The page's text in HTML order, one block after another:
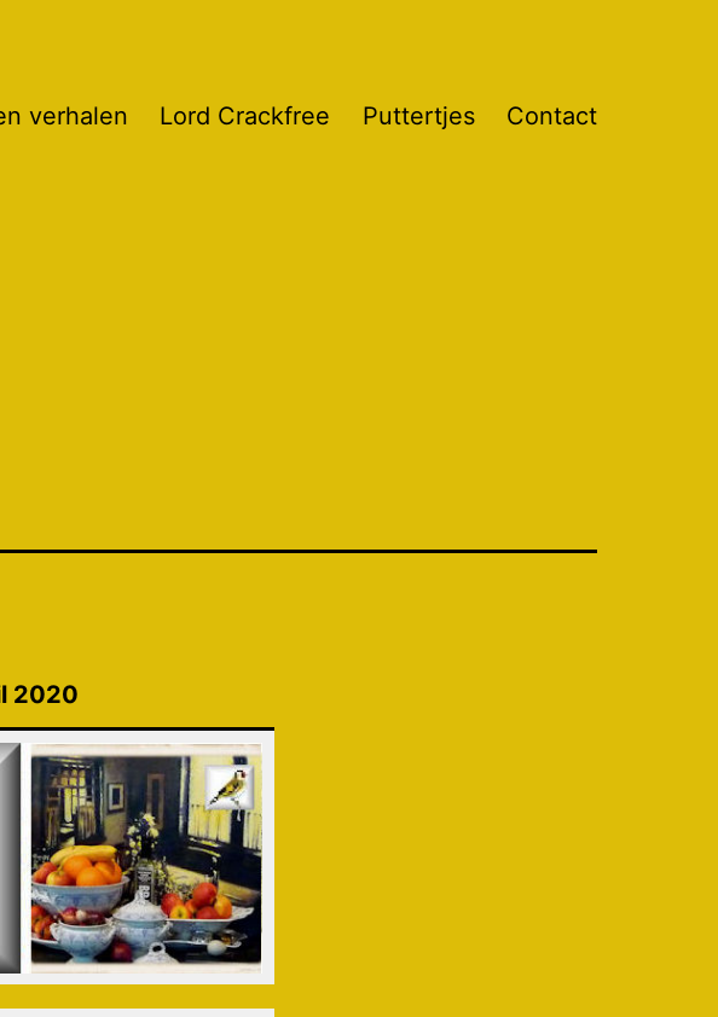
verhalen Lord Crackfree Puttertjes Contact
2020